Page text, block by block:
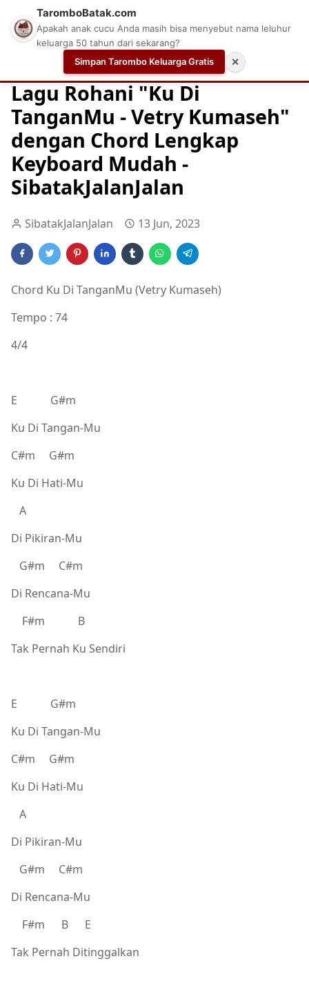
Chord Chord Gitar Lagu Rohani Chord Gitar
Lagu Rohani "Ku Di
TanganMu - Vetry Kumaseh"
dengan Chord Lengkap
Keyboard Mudah -
SibatakJalanJalan
SibatakJalanJalan 13 Jun, 2023
Chord Ku Di TanganMu (Vetry Kumaseh)
Tempo : 74
4/4
E G#m
Ku Di Tangan-Mu
C#m G#m
Ku Di Hati-Mu
A
Di Pikiran-Mu
G#m C#m
Di Rencana-Mu
F#m B
Tak Pernah Ku Sendiri
E G#m
Ku Di Tangan-Mu
C#m G#m
Ku Di Hati-Mu
A
Di Pikiran-Mu
G#m C#m
Di Rencana-Mu
F#m B E
Tak Pernah Ditinggalkan
TaromboBatak.com
Apakah anak cucu Anda masih bisa menyebut nama leluhur
keluarga 50 tahun dari sekarang?
Simpan Tarombo Keluarga Gratis
✕